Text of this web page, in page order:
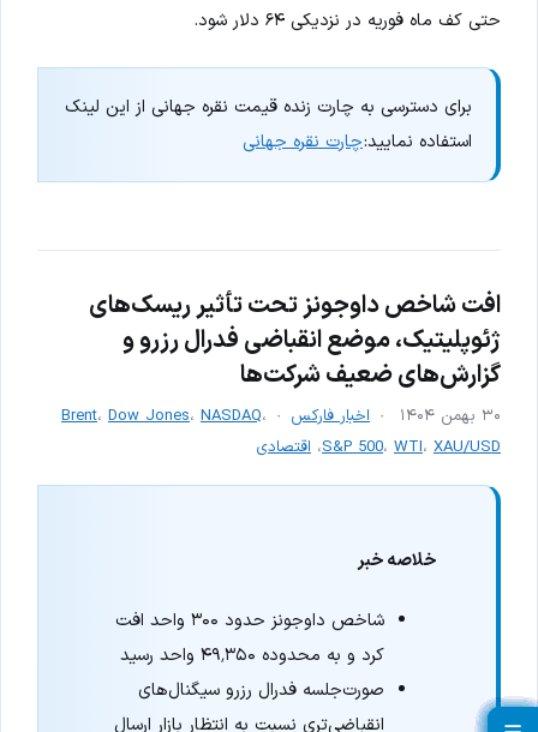
حتی کف ماه فوریه در نزدیکی ۶۴ دلار شود.
برای دسترسی به چارت زنده قیمت نقره جهانی از این لینک
استفاده نمایید:چارت نقره جهانی
افت شاخص داوجونز تحت تأثیر ریسک‌های
ژئوپلیتیک، موضع انقباضی فدرال رزرو و
گزارش‌های ضعیف شرکت‌ها
۳۰ بهمن ۱۴۰۴ اخبار فارکس Brent، Dow Jones، NASDAQ،
S&P 500، WTI، XAU/USD ، اقتصادی
خلاصه خبر
شاخص داوجونز حدود ۳۰۰ واحد افت
کرد و به محدوده ۴۹٬۳۵۰ واحد رسید
صورت‌جلسه فدرال رزرو سیگنال‌های
انقباضی‌تری نسبت به انتظار بازار ارسال